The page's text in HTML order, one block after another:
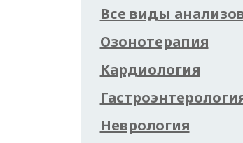
Все виды
Озонотерапия
Кардиология
Неврология